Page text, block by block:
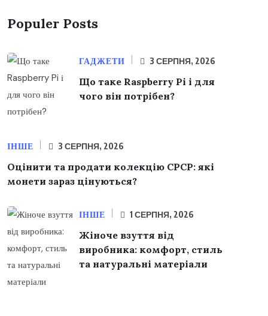
Populer Posts
ГАДЖЕТИ 3 СЕРПНЯ, 2026
Що таке Raspberry Pi і для
чого він потрібен?
ІНШЕ 3 СЕРПНЯ, 2026
Оцінити та продати колекцію СРСР: які
монети зараз цінуються?
ІНШЕ 1 СЕРПНЯ, 2026
Жіноче взуття від
виробника: комфорт, стиль
та натуральні матеріали